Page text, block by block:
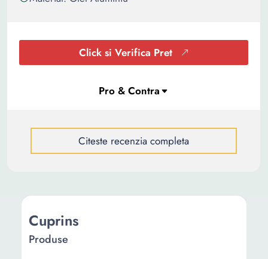
Click si Verifica Pret
Citeste recenzia completa
Cuprins
Produse